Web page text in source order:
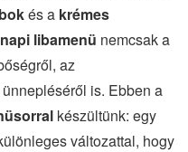
és a krémes
libamenü nemcsak a
az
is. Ebben a
készültünk: egy
változattal, hogy